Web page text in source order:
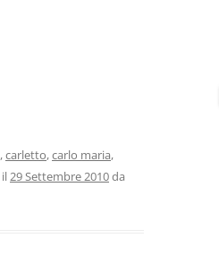
,carletto,carlo maria,
il29 Settembre 2010da